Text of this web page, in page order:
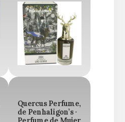
Quercus Perfume,
de Penhaligon’s ·